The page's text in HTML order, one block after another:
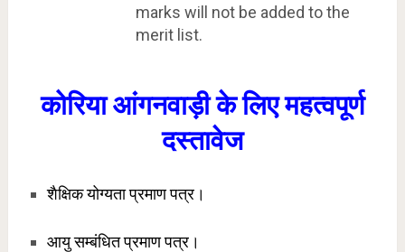
marks will not be added to the
merit list.
कोरिया आंगनवाड़ी के लिए महत्वपूर्ण
दस्तावेज
शैक्षिक योग्यता प्रमाण पत्र।
आयु सम्बंधित प्रमाण पत्र।